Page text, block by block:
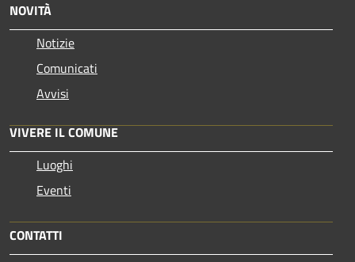
NOVITÀ
Notizie
Comunicati
Avvisi
VIVERE IL COMUNE
Luoghi
Eventi
CONTATTI